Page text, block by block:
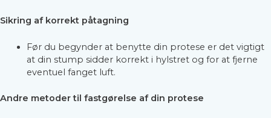
Sikring af korrekt påtagning
Før du begynder at benytte din protese er det vigtigt
at din stump sidder korrekt i hylstret og for at fjerne
eventuel fanget luft.
Andre metoder til fastgørelse af din protese